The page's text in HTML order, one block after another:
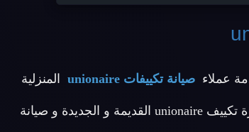
عملاء صيانة تكييفات unionaire المنزلية
المعتمد بمصر وهو شركة معتمدة تقدم خدمة صيانة جميع انواع اجهزة تكييف unionaire القديمة و الجديدة و صيانة